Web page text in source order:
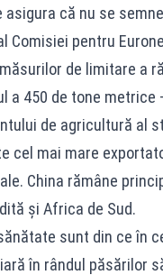
asigura că nu se
Comisiei pentru
de limitare a
a 450 de tone metrice
de agricultură al
cel mai mare
China rămâne
și Africa de Sud.
sunt din ce în
în rândul păsărilor